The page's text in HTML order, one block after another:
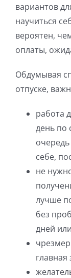
вариантов
научиться
вероятен,
оплаты,
Обдумывая
отпуске,
работа
день по
себе,
не
лучше
без
дней